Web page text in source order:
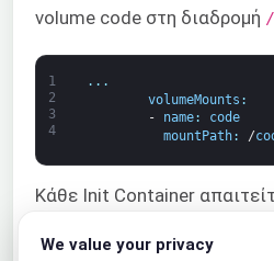
volume code στη διαδρομή
1
2
3
4
. . .
volumeMounts :
-
name:
code
mountPath: /
Κάθε Init Container
We value your privacy